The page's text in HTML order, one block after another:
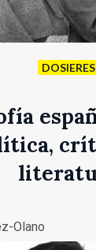
DOSIERES
Olano